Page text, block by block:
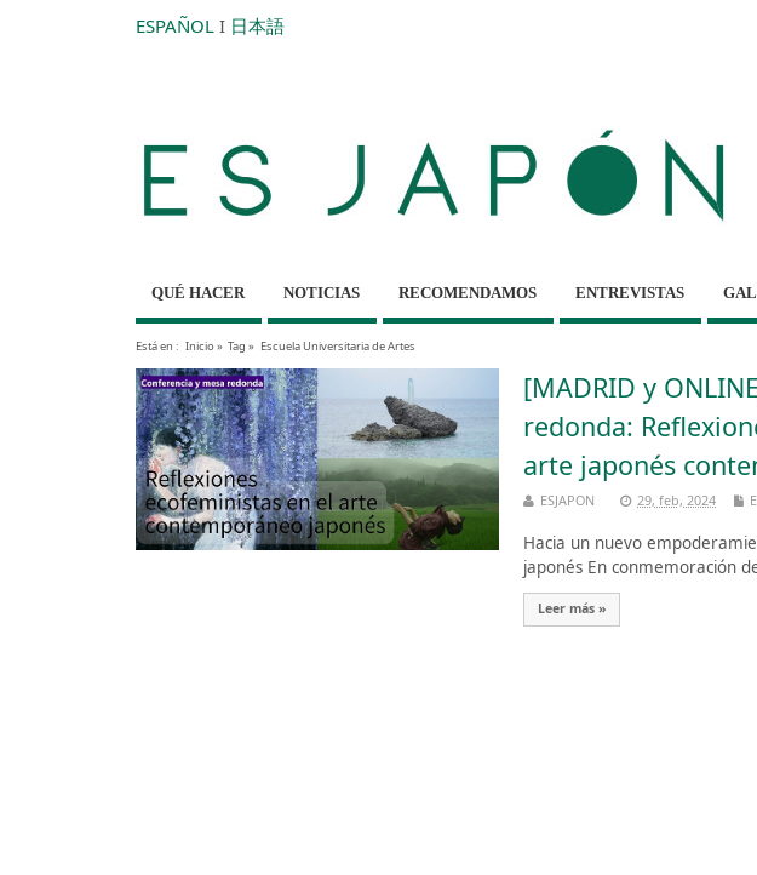
ESPAÑOL I 日本語
QUÉ HACER NOTICIAS RECOMENDAMOS ENTREVISTAS
Está en : Inicio» Tag » Escuela Universitaria de Artes
[MADRID y
redonda:
arte japonés
ESJAPON 29, feb, 2024
Hacia un nuevo
japonés En conmemoración
Leer más »